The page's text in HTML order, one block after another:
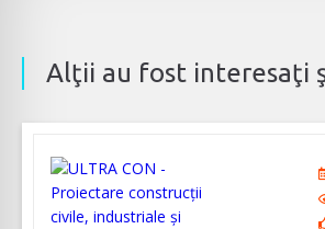
Alţii au fost interesaţi